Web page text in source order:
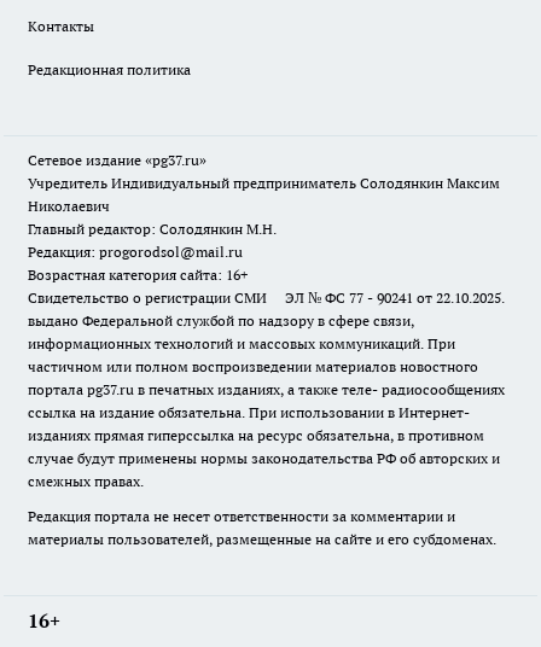
Контакты
Редакционная политика
Сетевое издание «pg37.ru»
Учредитель Индивидуальный предприниматель Солодянкин Максим
Николаевич
Главный редактор: Солодянкин М.Н.
Редакция: progorodsol@mail.ru
Возрастная категория сайта: 16+
Свидетельство о регистрации СМИ ЭЛ № ФС 77 - 90241 от 22.10.2025.
выдано Федеральной службой по надзору в сфере связи,
информационных технологий и массовых коммуникаций. При
частичном или полном воспроизведении материалов новостного
портала pg37.ru в печатных изданиях, а также теле- радиосообщениях
ссылка на издание обязательна. При использовании в Интернет-
изданиях прямая гиперссылка на ресурс обязательна, в противном
случае будут применены нормы законодательства РФ об авторских и
смежных правах.
Редакция портала не несет ответственности за комментарии и
материалы пользователей, размещенные на сайте и его субдоменах.
16+